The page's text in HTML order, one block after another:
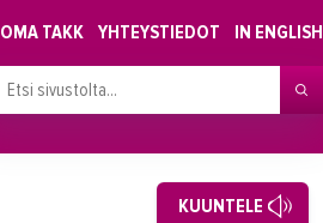
OMA TAKK YHTEYSTIEDOT IN ENGLISH
KUUNTELE
Alkavat koulutukset osiosta